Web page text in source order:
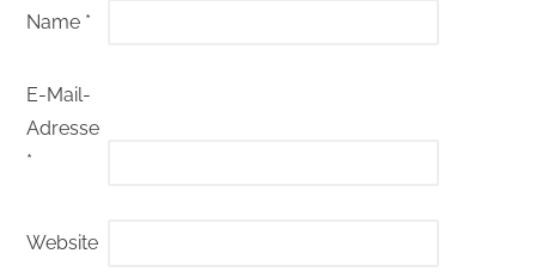
Name *
E-Mail-
Adresse
*
Website